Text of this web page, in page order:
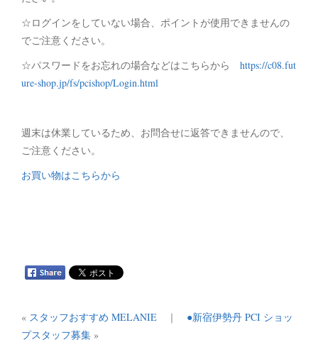
☆ログインをしていない場合、ポイントが使用できませんの
でご注意ください。
☆パスワードをお忘れの場合などはこちらから https://c08.fut
ure-shop.jp/fs/pcishop/Login.html
週末は休業しているため、お問合せに返答できませんので、
ご注意ください。
お買い物はこちらから
« スタッフおすすめ MELANIE ｜ ●新宿伊勢丹 PCI ショッ
プスタッフ募集 »